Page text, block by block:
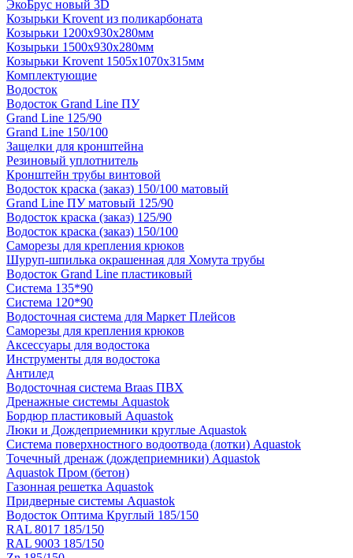
ЭкоБрус новый 3D
Козырьки Krovent из поликарбоната
Козырьки 1200х930х280мм
Козырьки 1500х930х280мм
Козырьки Krovent 1505х1070х315мм
Комплектующие
Водосток
Водосток Grand Line ПУ
Grand Line 125/90
Grand Line 150/100
Защелки для кронштейна
Резиновый уплотнитель
Кронштейн трубы винтовой
Водосток краска (заказ) 150/100 матовый
Grand Line ПУ матовый 125/90
Водосток краска (заказ) 125/90
Водосток краска (заказ) 150/100
Саморезы для крепления крюков
Шуруп-шпилька окрашенная для Хомута трубы
Водосток Grand Line пластиковый
Система 135*90
Система 120*90
Водосточная система для Маркет Плейсов
Саморезы для крепления крюков
Аксессуары для водостока
Инструменты для водостока
Антилед
Водосточная система Braas ПВХ
Дренажные системы Aquastok
Бордюр пластиковый Aquastok
Люки и Дождеприемники круглые Aquastok
Система поверхностного водоотвода (лотки) Aquastok
Точечный дренаж (дождеприемники) Aquastok
Aquastok Пром (бетон)
Газонная решетка Aquastok
Придверные системы Aquastok
Водосток Оптима Круглый 185/150
RAL 8017 185/150
RAL 9003 185/150